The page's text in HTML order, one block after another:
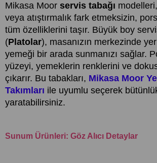
Mikasa Moor servis tabağı
veya atıştırmalık fark etmeksizin,
tüm özelliklerini taşır. Büyük boy
(Platolar), masanızın merkezinde
yemeği bir arada sunmanızı sağlar.
yüzeyi, yemeklerin renklerini ve
çıkarır. Bu tabakları, Mikasa Moor
Takımları ile uyumlu seçerek
yaratabilirsiniz.
Sunum Ürünleri: Göz Alıcı Detaylar